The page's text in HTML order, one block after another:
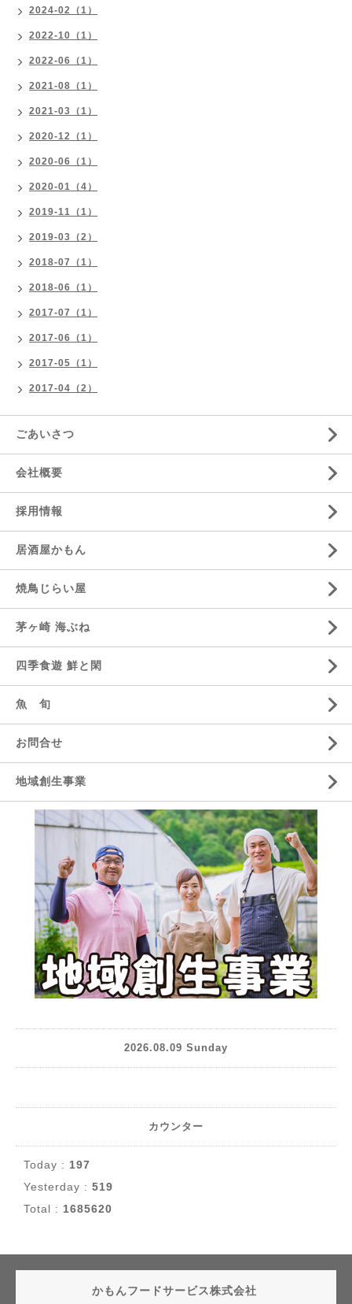
2024-02（1）
2022-10（1）
2022-06（1）
2021-08（1）
2021-03（1）
2020-12（1）
2020-06（1）
2020-01（4）
2019-11（1）
2019-03（2）
2018-07（1）
2018-06（1）
2017-07（1）
2017-06（1）
2017-05（1）
2017-04（2）
ごあいさつ
会社概要
採用情報
居酒屋かもん
焼鳥じらい屋
茅ヶ崎 海ぶね
四季食遊 鮮と閑
魚 旬
お問合せ
地域創生事業
2026.08.09 Sunday
カウンター
Today : 197
Yesterday : 519
Total : 1685620
かもんフードサービス株式会社